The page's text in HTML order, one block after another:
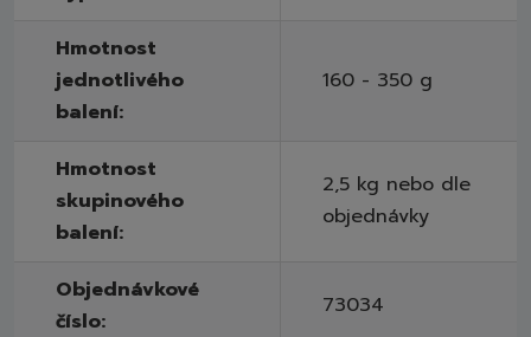
Hmotnost
jednotlivého
balení:
160 - 350 g
Hmotnost
skupinového
balení:
2,5 kg nebo dle
objednávky
Objednávkové
číslo:
73034